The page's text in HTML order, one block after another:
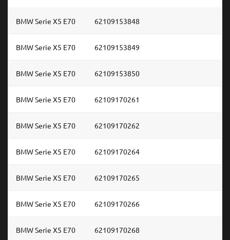
BMW Serie X5 E70 62109153848
BMW Serie X5 E70 62109153849
BMW Serie X5 E70 62109153850
BMW Serie X5 E70 62109170261
BMW Serie X5 E70 62109170262
BMW Serie X5 E70 62109170264
BMW Serie X5 E70 62109170265
BMW Serie X5 E70 62109170266
BMW Serie X5 E70 62109170268